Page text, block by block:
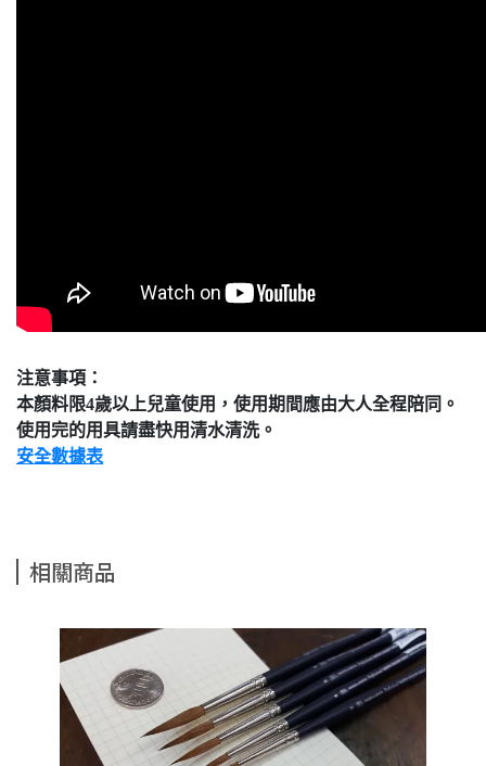
注意事項：
本顏料限4歲以上兒童使用，使用期間應由大人全程陪同。
使用完的用具請盡快用清水清洗。
安全數據表
相關商品